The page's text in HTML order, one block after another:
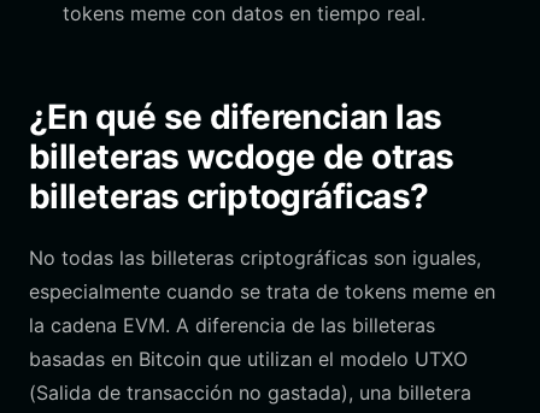
tokens meme con datos en tiempo real.
¿En qué se diferencian las
billeteras wcdoge de otras
billeteras criptográficas?
No todas las billeteras criptográficas son iguales,
especialmente cuando se trata de tokens meme en
la cadena EVM. A diferencia de las billeteras
basadas en Bitcoin que utilizan el modelo UTXO
(Salida de transacción no gastada), una billetera